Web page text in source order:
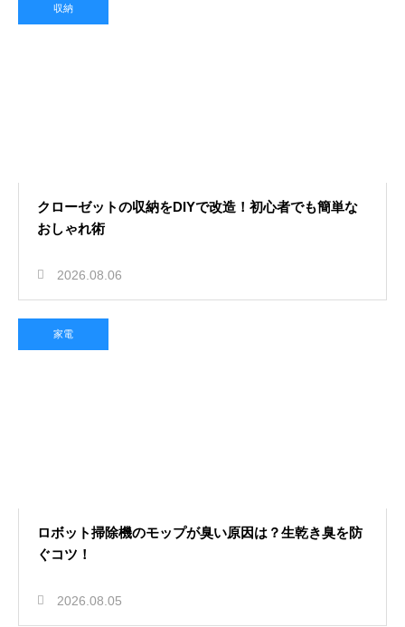
収納
クローゼットの収納をDIYで改造！初心者でも簡単な
おしゃれ術
2026.08.06
家電
ロボット掃除機のモップが臭い原因は？生乾き臭を防
ぐコツ！
2026.08.05